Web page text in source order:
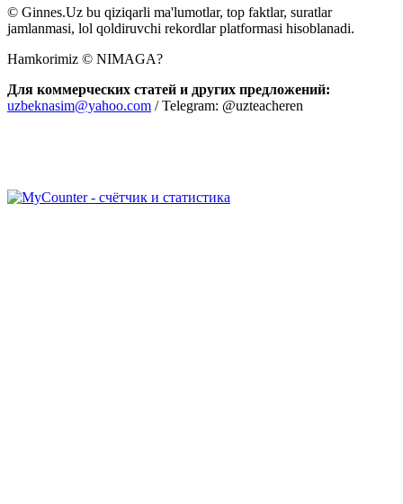
© Ginnes.Uz bu qiziqarli ma'lumotlar, top faktlar, suratlar
jamlanmasi, lol qoldiruvchi rekordlar platformasi hisoblanadi.
Hamkorimiz © NIMAGA?
Для коммерческих статей и других предложений:
uzbeknasim@yahoo.com / Telegram: @uzteacheren